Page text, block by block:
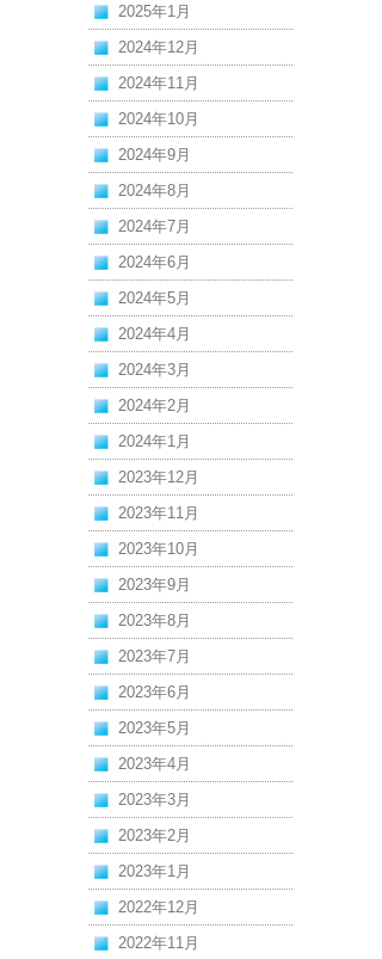
2025年1月
2024年12月
2024年11月
2024年10月
2024年9月
2024年8月
2024年7月
2024年6月
2024年5月
2024年4月
2024年3月
2024年2月
2024年1月
2023年12月
2023年11月
2023年10月
2023年9月
2023年8月
2023年7月
2023年6月
2023年5月
2023年4月
2023年3月
2023年2月
2023年1月
2022年12月
2022年11月